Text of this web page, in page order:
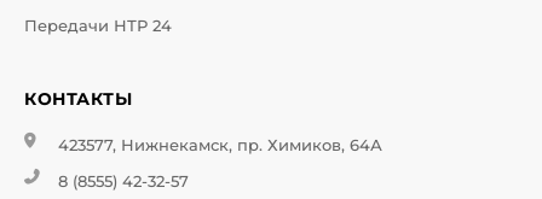
Передачи НТР 24
КОНТАКТЫ
423577, Нижнекамск, пр. Химиков, 64А
8 (8555) 42-32-57